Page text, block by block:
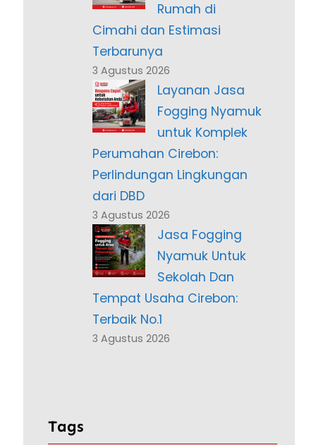
Rumah di
Cimahi dan Estimasi
Terbarunya
3 Agustus 2026
Layanan Jasa
Fogging Nyamuk
untuk Komplek
Perumahan Cirebon:
Perlindungan Lingkungan
dari DBD
3 Agustus 2026
Jasa Fogging
Nyamuk Untuk
Sekolah Dan
Tempat Usaha Cirebon:
Terbaik No.1
3 Agustus 2026
Tags